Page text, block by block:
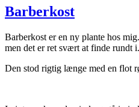
Barberkost
Barberkost er en ny plante hos
men det er ret svært at finde rundt i.
Den stod rigtig længe med en flot